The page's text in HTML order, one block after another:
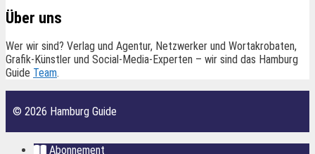
Über uns
Wer wir sind? Verlag und Agentur, Netzwerker und Wortakrobaten,
Grafik-Künstler und Social-Media-Experten – wir sind das Hamburg
Guide Team.
© 2026 Hamburg Guide
Abonnement